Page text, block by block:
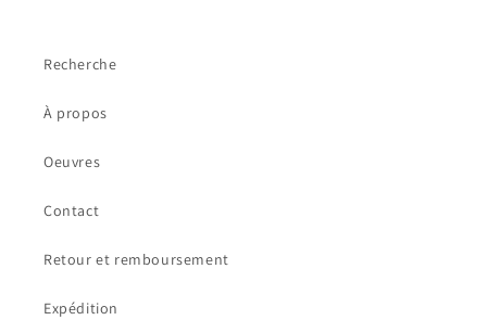
Recherche
À propos
Oeuvres
Contact
Retour et remboursement
Expédition